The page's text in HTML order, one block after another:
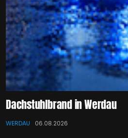
Dachstuhlbrand in Werdau
WERDAU 06.08.2026